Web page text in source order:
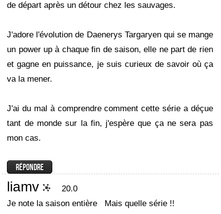
de départ après un détour chez les sauvages.
J'adore l'évolution de Daenerys Targaryen qui se mange
un power up à chaque fin de saison, elle ne part de rien
et gagne en puissance, je suis curieux de savoir où ça
va la mener.
J'ai du mal à comprendre comment cette série a déçue
tant de monde sur la fin, j'espère que ça ne sera pas
mon cas.
liamv
20.0
Je note la saison entière Mais quelle série !!